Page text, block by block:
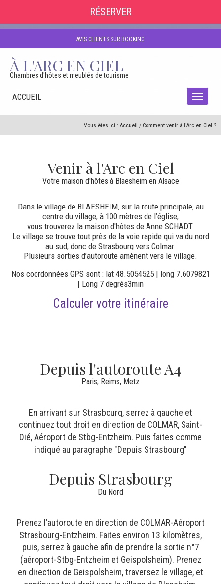
RÉSERVER
AVIS CLIENTS SUR BOOKING
À L'ARC EN CIEL
Chambres d'hôtes et meublés de tourisme
ACCUEIL
Vous êtes ici : Accueil / Comment venir à l'Arc en Ciel ?
Venir à l'Arc en Ciel
Votre maison d'hôtes à Blaesheim en Alsace
Dans le village de BLAESHEIM, sur la route principale, au
centre du village, à 100 mètres de l’église,
vous trouverez la maison d'hôtes de Anne SCHADT.
Le village se trouve tout prês de la voie rapide qui va du nord
au sud, donc de Strasbourg vers Colmar.
Plusieurs sorties d’autoroute amènent vers le village.
Nos coordonnées GPS sont : lat 48.5054525 | long 7.6079821
| Long 7 degrés3min
Calculer votre itinéraire
Depuis l'autoroute A4
Paris, Reims, Metz
En arrivant sur Strasbourg, serrez à gauche et
continuez tout droit en direction de COLMAR, Saint-
Dié, Aéroport de Stbg-Entzheim. Puis faites comme
indiqué au paragraphe "Depuis Strasbourg"
Depuis Strasbourg
Du Nord
Prenez l’autoroute en direction de COLMAR-Aéroport
Strasbourg-Entzheim. Faites environ 13 kilomètres,
puis, serrez à gauche afin de prendre la sortie n°7
(aéroport-Stbg-Entzheim et Geispolsheim). Prenez
en direction de Geispolsheim, traversez le village, et